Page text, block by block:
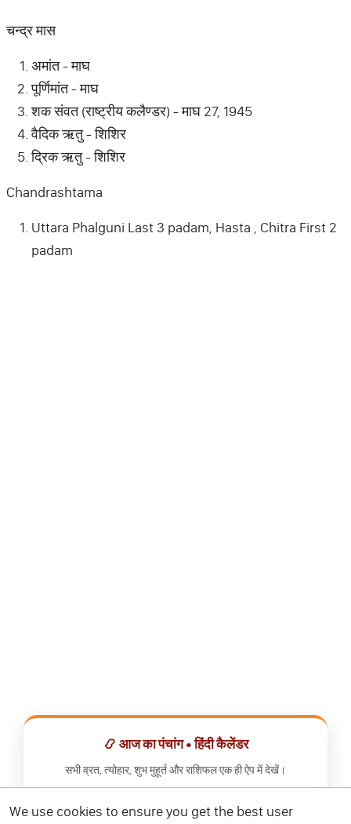
चन्द्र मास
अमांत - माघ
पूर्णिमांत - माघ
शक संवत (राष्ट्रीय कलैण्डर) - माघ 27, 1945
वैदिक ऋतु - शिशिर
द्रिक ऋतु - शिशिर
Chandrashtama
Uttara Phalguni Last 3 padam, Hasta , Chitra First 2
padam
📿 आज का पंचांग • हिंदी कैलेंडर
सभी व्रत, त्योहार, शुभ मुहूर्त और राशिफल एक ही ऐप में देखें।
📅 हिंदी कैलेंडर ऐप डाउनलोड करें
We use cookies to ensure you get the best user